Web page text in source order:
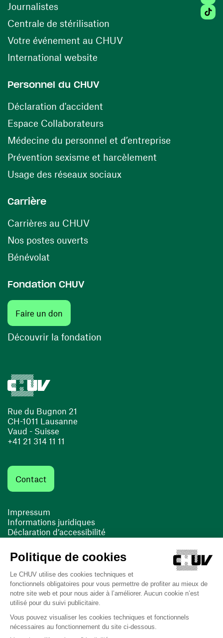
Rue du Bugnon 21
CH-1011 Lausanne
Vaud - Suisse
+41 21 314 11 11
Contact
Impressum
Informations juridiques
Déclaration d’accessibilité
Cookies
(ouvre une nouvelle fenêtre)
(ouvre une nouvelle fenêtre)
Journalistes
Centrale de stérilisation (ouvre une nouvelle
Votre événement au CHUV(ouvre une nouvelle
International website
Personnel du CHUV
Déclaration d'accident
Espace Collaborateurs(ouvre une nouvelle fenêtre)
Médecine du personnel et d’entreprise
Prévention sexisme et harcèlement
Usage des réseaux sociaux(ouvre une nouvelle
Carrière
Carrières au CHUV(ouvre une nouvelle fenêtre)
Nos postes ouverts(ouvre une nouvelle fenêtre)
Bénévolat
Fondation CHUV
Faire un don
Découvrir la fondation